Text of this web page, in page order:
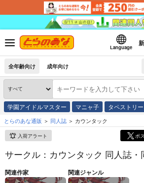
Language
全年齢向け 成年向け
学園アイドルマスター マニャ子 タペストリー
とらのあな通販 同人誌 カウンタック
入荷アラート ポ
サークル：カウンタック 同人誌・
関連作家 関連ジャンル